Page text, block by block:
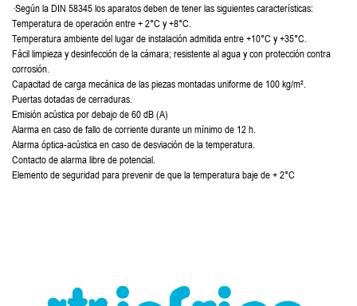
·Según la DIN 58345 los aparatos deben de tener las siguientes características:
Temperatura de operación entre + 2°C y +8°C.
Temperatura ambiente del lugar de instalación admitida entre +10°C y +35°C.
Fácil limpieza y desinfección de la cámara; resistente al agua y con protección contra
corrosión.
Capacitad de carga mecánica de las piezas montadas uniforme de 100 kg/m².
Puertas dotadas de cerraduras.
Emisión acústica por debajo de 60 dB (A)
Alarma en caso de fallo de corriente durante un mínimo de 12 h.
Alarma óptica-acústica en caso de desviación de la temperatura.
Contacto de alarma libre de potencial.
Elemento de seguridad para prevenir de que la temperatura baje de + 2°C